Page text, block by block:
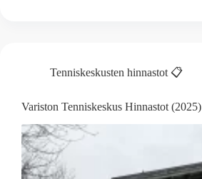
Tenniskeskusten hinnastot 📋
Variston Tenniskeskus Hinnastot (2025)